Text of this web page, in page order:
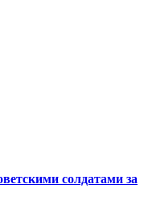
солдатами за